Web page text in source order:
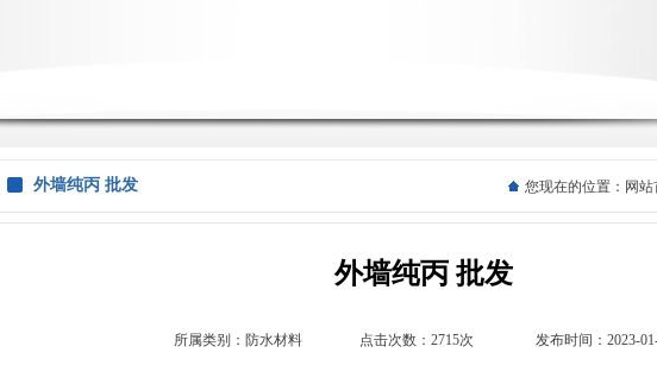
外墙纯丙 批发 您现在的位置： 网
外墙纯丙 批发
所属类别： 防水材料 点击次数：2715次 发布时间：2023-